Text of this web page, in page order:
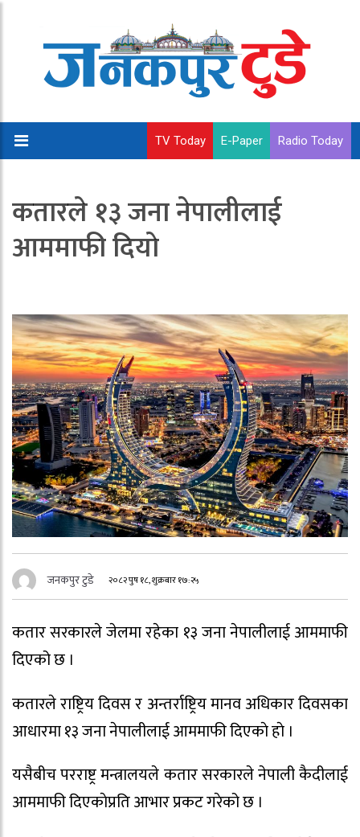
TV Today E-Paper Radio Today
कतारले १३ जना नेपालीलाई
आममाफी दियाे
जनकपुर टुडे २०८२ पुष १८, शुक्रबार १७:२५
कतार सरकारले जेलमा रहेका १३ जना नेपालीलाई आममाफी
दिएको छ ।
कतारले राष्ट्रिय दिवस र अन्तर्राष्ट्रिय मानव अधिकार दिवसका
आधारमा १३ जना नेपालीलाई आममाफी दिएकाे हाे ।
यसैबीच परराष्ट्र मन्त्रालयले कतार सरकारले नेपाली कैदीलाई
आममाफी दिएकाेप्रति आभार प्रकट गरेको छ ।